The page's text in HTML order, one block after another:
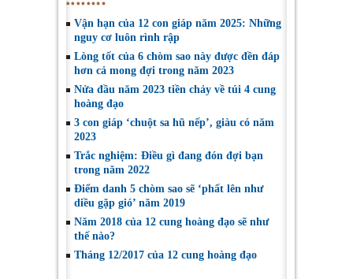
Vận hạn của 12 con giáp năm 2025: Những
nguy cơ luôn rình rập
Lòng tốt của 6 chòm sao này được đền đáp
hơn cả mong đợi trong năm 2023
Nửa đầu năm 2023 tiền chảy về túi 4 cung
hoàng đạo
3 con giáp ‘chuột sa hũ nếp’, giàu có năm
2023
Trắc nghiệm: Điều gì đang đón đợi bạn
trong năm 2022
Điểm danh 5 chòm sao sẽ ‘phất lên như
diều gặp gió’ năm 2019
Năm 2018 của 12 cung hoàng đạo sẽ như
thế nào?
Tháng 12/2017 của 12 cung hoàng đạo